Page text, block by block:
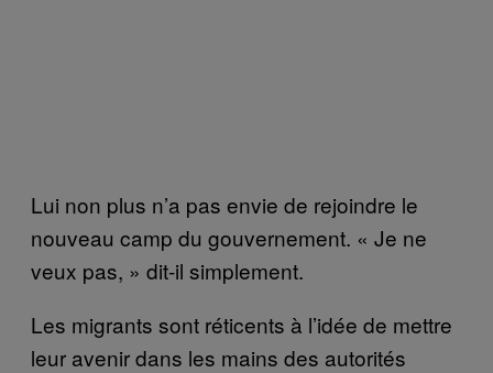
Lui non plus n’a pas envie de rejoindre le
nouveau camp du gouvernement. « Je ne
veux pas, » dit-il simplement.
Les migrants sont réticents à l’idée de mettre
leur avenir dans les mains des autorités